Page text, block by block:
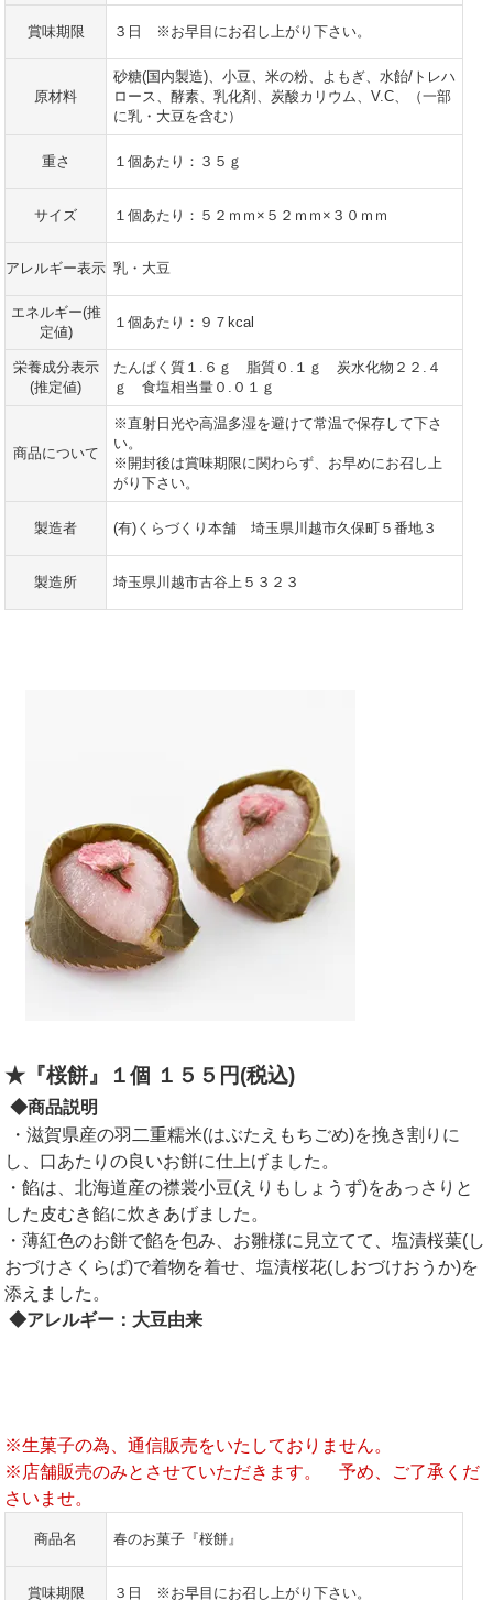
賞味期限 ３日 ※お早目にお召し上がり下さい。
原材料
砂糖(国内製造)、小豆、米の粉、よもぎ、水飴/トレハ
ロース、酵素、乳化剤、炭酸カリウム、V.C、（一部
に乳・大豆を含む）
重さ １個あたり：３５ｇ
サイズ １個あたり：５２ｍｍ×５２ｍｍ×３０ｍｍ
アレルギー表示 乳・大豆
エネルギー(推
定値)
１個あたり：９７kcal
栄養成分表示
(推定値)
たんぱく質１.６ｇ 脂質０.１ｇ 炭水化物２２.４
ｇ 食塩相当量０.０１ｇ
商品について
※直射日光や高温多湿を避けて常温で保存して下さ
い。
※開封後は賞味期限に関わらず、お早めにお召し上
がり下さい。
製造者 (有)くらづくり本舗 埼玉県川越市久保町５番地３
製造所 埼玉県川越市古谷上５３２３
★『桜餅』１個 １５５円(税込)
◆商品説明
・滋賀県産の羽二重糯米(はぶたえもちごめ)を挽き割りに
し、口あたりの良いお餅に仕上げました。
・餡は、北海道産の襟裳小豆(えりもしょうず)をあっさりと
した皮むき餡に炊きあげました。
・薄紅色のお餅で餡を包み、お雛様に見立てて、塩漬桜葉(し
おづけさくらば)で着物を着せ、塩漬桜花(しおづけおうか)を
添えました。
◆アレルギー：大豆由来
※生菓子の為、通信販売をいたしておりません。
※店舗販売のみとさせていただきます。 予め、ご了承くだ
さいませ。
商品名 春のお菓子『桜餅』
賞味期限 ３日 ※お早目にお召し上がり下さい。